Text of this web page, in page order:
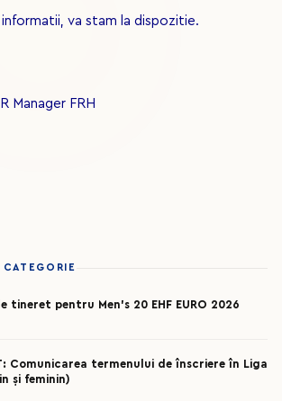
va stam la dispozitie.
Manager FRH
tineret pentru Men’s 20 EHF EURO 2026
Comunicarea termenului de înscriere în Liga
și feminin)